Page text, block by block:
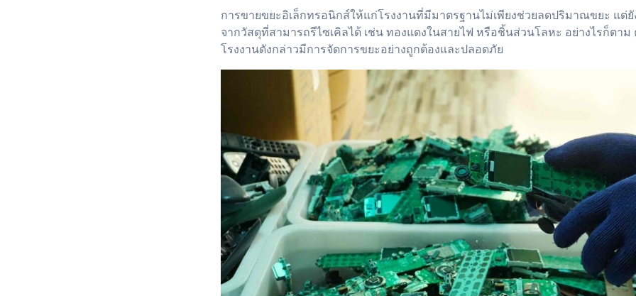
การขายขยะอิเล็กทรอนิกส์ให้แก่โรงงานที่มีมาตรฐานไม่เพียงช่วยลดปริมาณขยะ แต่
จากวัสดุที่สามารถรีไซเคิลได้ เช่น ทองแดงในสายไฟ หรือชิ้นส่วนโลหะ อย่างไรก็ตาม
โรงงานดังกล่าวมีการจัดการขยะอย่างถูกต้องและปลอดภัย